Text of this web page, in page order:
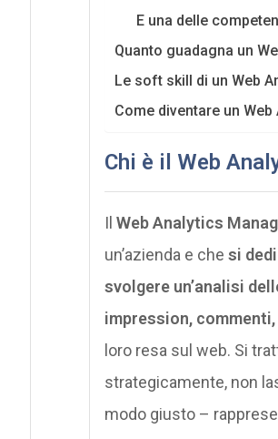
E una delle
Quanto guadagna un
Le soft skill di un Web
Come diventare un
Chi è il Web
Il Web Analytics
un’azienda e che si
svolgere un’analisi
impression,
loro resa sul web. Si
strategicamente, non
modo giusto –